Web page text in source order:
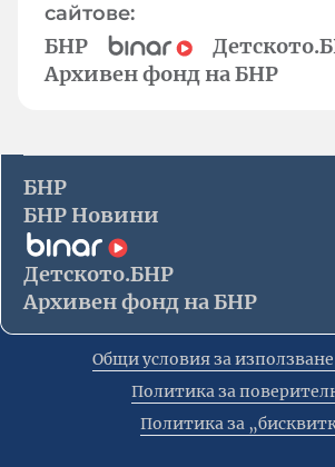
сайтове:
БНР
Архивен фонд на БНР
БНР
БНР Новини
Детското.БНР
Архивен фонд на БНР
Общи условия за използване
Политика за
Политика за